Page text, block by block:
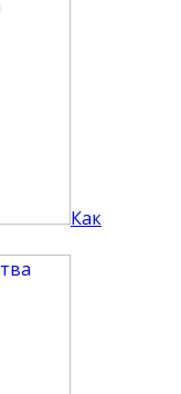
Как